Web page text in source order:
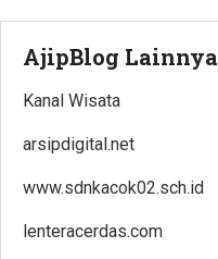
AjipBlog Lainnya
Kanal Wisata
arsipdigital.net
www.sdnkacok02.sch.id
lenteracerdas.com